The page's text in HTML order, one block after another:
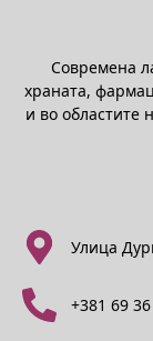
Современа
храната,
и во областите
Улица
+381 69